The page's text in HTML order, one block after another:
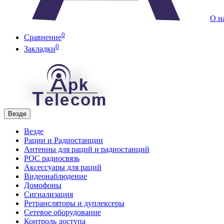
О
Сравнение0
Закладки0
Везде
Везде
Рации и Радиостанции
Антенны для раций и радиостанций
POC радиосвязь
Аксессуары для раций
Видеонаблюдение
Домофоны
Сигнализация
Ретрансляторы и дуплексеры
Сетевое оборудование
Контроль доступа